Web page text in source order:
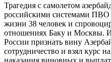
Трагедия с самолетом
российскими системами ПВО
жизни 38 человек и
отношениях Баку и Москвы.
России признать вину
сотрудничество и взял курс
наказания виновных и